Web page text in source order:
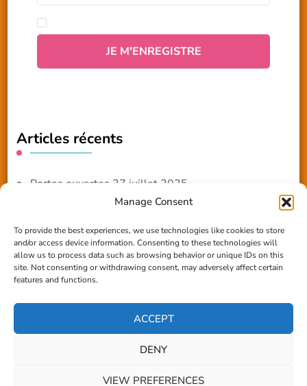
Manage Consent
To provide the best experiences, we use technologies like cookies to store
and/or access device information. Consenting to these technologies will
allow us to process data such as browsing behavior or unique IDs on this
site. Not consenting or withdrawing consent, may adversely affect certain
features and functions.
ACCEPT
DENY
VIEW PREFERENCES
Articles récents
Portes ouvertes 27 juillet 2025
Reportage TV Com
Construction en terre-paille
Chantier Participatif Terre Paille 6/7/24
© Copyright 2026Les amis du Village